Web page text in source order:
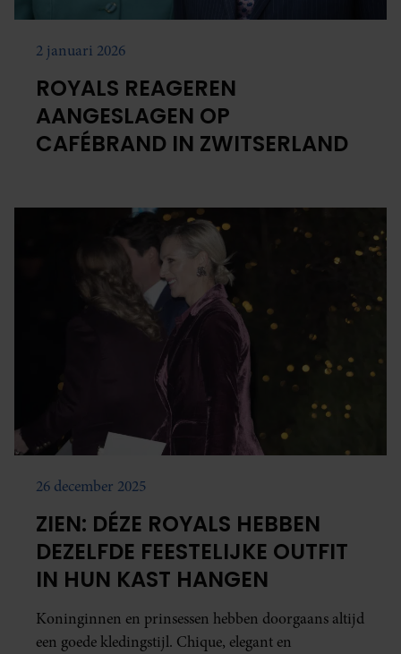
2 januari 2026
ROYALS REAGEREN
AANGESLAGEN OP
CAFÉBRAND IN ZWITSERLAND
26 december 2025
ZIEN: DÉZE ROYALS HEBBEN
DEZELFDE FEESTELIJKE OUTFIT
IN HUN KAST HANGEN
Koninginnen en prinsessen hebben doorgaans altijd
een goede kledingstijl. Chique, elegant en